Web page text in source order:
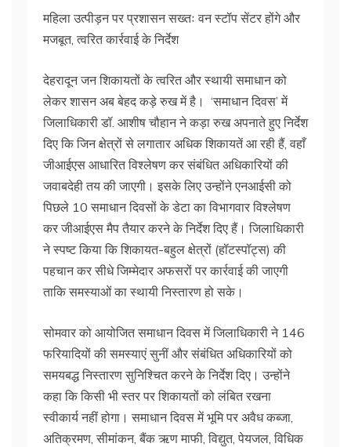
महिला उत्पीड़न पर प्रशासन सख्तः वन स्टॉप सेंटर होंगे और
मजबूत, त्वरित कार्रवाई के निर्देश
देहरादून जन शिकायतों के त्वरित और स्थायी समाधान को
लेकर शासन अब बेहद कड़े रुख में है। ‘समाधान दिवस’ में
जिलाधिकारी डॉ. आशीष चौहान ने कड़ा रुख अपनाते हुए निर्देश
दिए कि जिन क्षेत्रों से लगातार अधिक शिकायतें आ रही हैं, वहाँ
जीआईएस आधारित विश्लेषण कर संबंधित अधिकारियों की
जवाबदेही तय की जाएगी। इसके लिए उन्होंने एनआईसी को
पिछले 10 समाधान दिवसों के डेटा का विभागवार विश्लेषण
कर जीआईएस मैप तैयार करने के निर्देश दिए हैं। जिलाधिकारी
ने स्पष्ट किया कि शिकायत-बहुल क्षेत्रों (हॉटस्पॉट्स) की
पहचान कर सीधे जिम्मेदार अफसरों पर कार्रवाई की जाएगी
ताकि समस्याओं का स्थायी निस्तारण हो सके।
सोमवार को आयोजित समाधान दिवस में जिलाधिकारी ने 146
फरियादियों की समस्याएं सुनीं और संबंधित अधिकारियों को
समयबद्ध निस्तारण सुनिश्चित करने के निर्देश दिए। उन्होंने
कहा कि किसी भी स्तर पर शिकायतों को लंबित रखना
स्वीकार्य नहीं होगा। समाधान दिवस में भूमि पर अवैध कब्जा,
अतिक्रमण, सीमांकन, बैंक ऋण माफी, विद्युत, पेयजल, विधिक